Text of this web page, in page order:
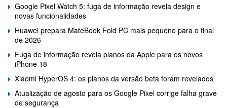
Google Pixel Watch 5: fuga de informação revela design e
novas funcionalidades
Huawei prepara MateBook Fold PC mais pequeno para o final
de 2026
Fuga de informação revela planos da Apple para os novos
iPhone 18
Xiaomi HyperOS 4: os planos da versão beta foram revelados
Atualização de agosto para os Google Pixel corrige falha grave
de segurança